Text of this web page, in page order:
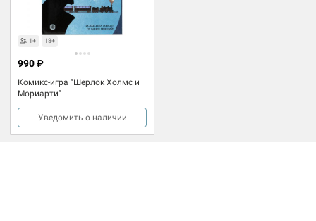
1+ 18+
Комикс-игра "Шерлок Холмс и
Мориарти"
990 ₽
Уведомить о наличии